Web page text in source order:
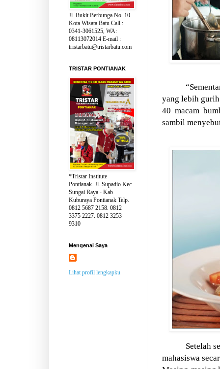
yang lebih
40 macam
sambil
Setelah
mahasiswa
Jl. Bukit Berbunga No. 10
Kota Wisata Batu Call :
0341-3061525, WA:
08113072014 E-mail :
tristarbatu@tristarbatu.com
TRISTAR PONTIANAK
*Tristar Institute
Pontianak. Jl. Supadio Kec
Sungai Raya - Kab
Kuburaya Pontianak Telp.
0812 5687 2158. 0812
3375 2227. 0812 3253
9310
Mengenai Saya
Lihat profil lengkapku